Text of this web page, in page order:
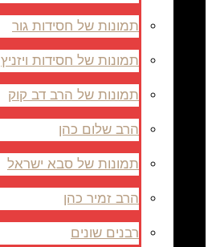
תמונות של חסידות גור
תמונות של חסידות ויזניץ
תמונות של הרב דב קוק
הרב שלום כהן
תמונות של סבא ישראל
הרב זמיר כהן
רבנים שונים